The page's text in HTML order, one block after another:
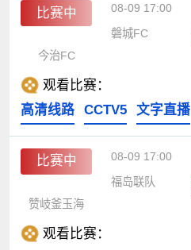
比赛中 08-09 17:00
磐城FC
今治FC
观看比赛：
高清线路
CCTV5 文字直播
比赛中 08-09 17:00
福岛联队
赞岐釜玉海
观看比赛：